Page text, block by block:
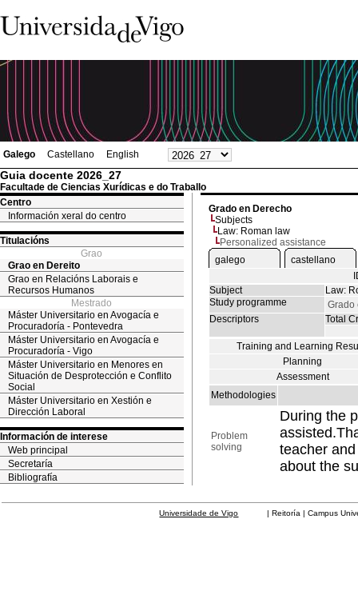
Galego Castellano English
Guia docente 2026_27
Facultade de Ciencias Xurídicas e do Traballo
Centro
Información xeral do centro
Titulacións
Grao
Grao en Dereito
Grao en Relacións Laborais e
Recursos Humanos
Mestrado
Máster Universitario en Avogacía e
Procuradoría - Pontevedra
Máster Universitario en Avogacía e
Procuradoría - Vigo
Máster Universitario en Menores en
Situación de Desprotección e Conflito
Social
Máster Universitario en Xestión e
Dirección Laboral
Información de interese
Web principal
Secretaría
Bibliografía
Grado en Derecho
Subjects
Law: Roman law
Personalized assistance
galego
castellano
Subject
Law:
Study programme
Grado
Descriptors
Total
Training and Learning
Planning
Assessment
Methodologies
Problem
solving
During the
teacher
about the
Universidade de Vigo | Reitoría | Campus